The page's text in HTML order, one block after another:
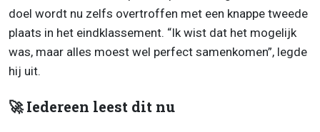
doel wordt nu zelfs overtroffen met een knappe tweede
plaats in het eindklassement. “Ik wist dat het mogelijk
was, maar alles moest wel perfect samenkomen”, legde
hij uit.
🚀 Iedereen leest dit nu